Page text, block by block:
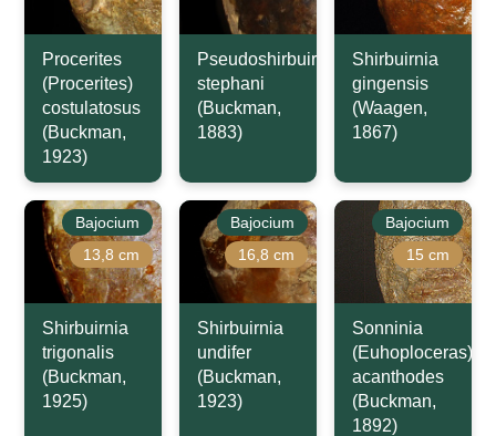
Procerites
(Procerites)
costulatosus
(Buckman,
1923)
Pseudoshirbuirnia
stephani
(Buckman,
1883)
Shirbuirnia
gingensis
(Waagen,
1867)
Bajocium
13,8 cm
Shirbuirnia
trigonalis
(Buckman,
1925)
Bajocium
16,8 cm
Shirbuirnia
undifer
(Buckman,
1923)
Bajocium
15 cm
Sonninia
(Euhoploceras)
acanthodes
(Buckman,
1892)